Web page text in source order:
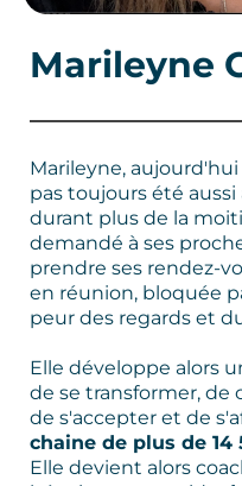
Marileyne
Marileyne,
pas toujours été aussi
durant plus de la
demandé à ses
prendre ses rendez-
en réunion, bloquée
peur des regards et
Elle développe alors
de se transformer, de
de s'accepter et de
chaine de plus de
Elle devient alors